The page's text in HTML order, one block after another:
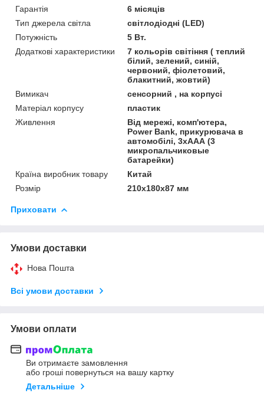
Гарантія
6 місяців
Тип джерела світла
світлодіодні (LED)
Потужність
5 Вт.
Додаткові характеристики
7 кольорів світіння ( теплий
білий, зелений, синій,
червоний, фіолетовий,
блакитний, жовтий)
Вимикач
сенсорний , на корпусі
Матеріал корпусу
пластик
Живлення
Від мережі, комп'ютера,
Power Bank, прикурювача в
автомобілі, 3хААА (3
микропальчиковые
батарейки)
Країна виробник товару
Китай
Розмір
210х180х87 мм
Приховати
Умови доставки
Нова Пошта
Всі умови доставки
Умови оплати
Ви отримаєте замовлення
або гроші повернуться на вашу картку
Детальніше